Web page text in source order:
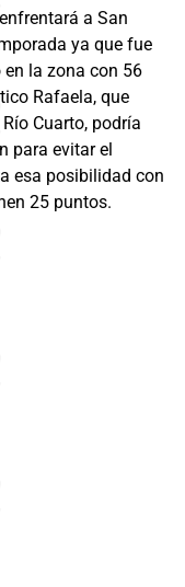
a San
ya que fue
la zona con 56
Rafaela, que
Cuarto, podría
para evitar el
esa posibilidad con
25 puntos.